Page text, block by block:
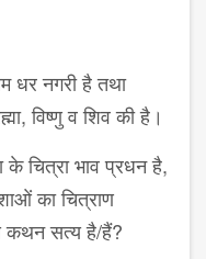
धर नगरी है तथा
विष्णु व शिव की है।
चित्रा भाव प्रधन है,
का चित्राण
कथन सत्य है/हैं?